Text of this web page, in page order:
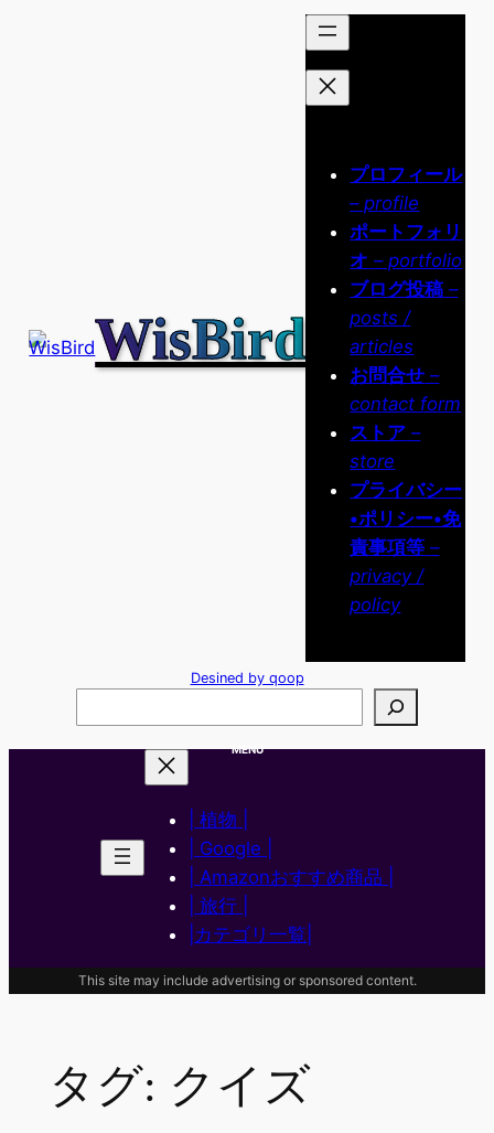
WisBird
プロフィール
– profile
ポートフォリ
オ – portfolio
ブログ投稿 –
posts /
articles
お問合せ –
contact form
ストア –
store
プライバシー
•ポリシー•免
責事項等 –
privacy /
policy
Desined by qoop
MENU
| 植物 |
| Google |
| Amazonおすすめ商品 |
| 旅行 |
|カテゴリ一覧|
This site may include advertising or sponsored content.
タグ: クイズ